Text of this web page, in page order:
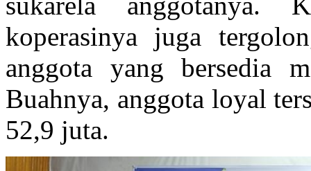
koperasinya juga
anggota yang bersedia
Buahnya, anggota loyal
52,9 juta.